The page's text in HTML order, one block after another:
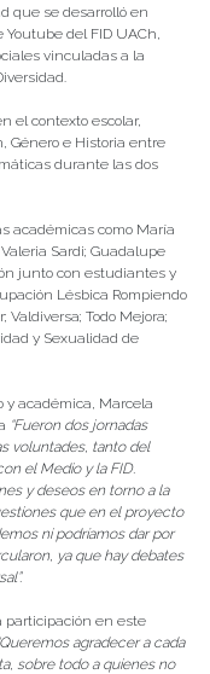
que se desarrolló en
del FID UACh,
vinculadas a la
el contexto escolar,
Género e Historia entre
durante las dos
académicas como María
Sardi; Guadalupe
junto con estudiantes y
Lésbica Rompiendo
Valdiversa; Todo Mejora;
y Sexualidad de
y académica, Marcela
“Fueron dos jornadas
voluntades, tanto del
el Medio y la FID.
y deseos en torno a la
que en el proyecto
ni podríamos dar por
ya que hay debates
participación en este
agradecer a cada
sobre todo a quienes no